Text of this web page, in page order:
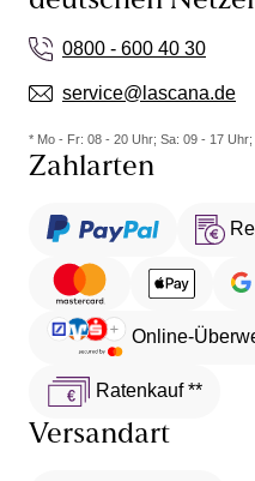
0800 - 600 40 30
service@lascana.de
* Mo - Fr: 08 - 20 Uhr; Sa: 09 - 17 Uhr;
Zahlarten
Online-
Ratenkauf **
Versandart